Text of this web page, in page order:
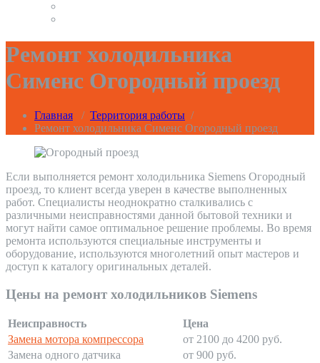
Ремонт холодильника
Сименс Огородный проезд
Главная / Территория работы /
Ремонт холодильника Сименс Огородный проезд
Если выполняется ремонт холодильника Siemens Огородный
проезд, то клиент всегда уверен в качестве выполненных
работ. Специалисты неоднократно сталкивались с
различными неисправностями данной бытовой техники и
могут найти самое оптимальное решение проблемы. Во время
ремонта используются специальные инструменты и
оборудование, используются многолетний опыт мастеров и
доступ к каталогу оригинальных деталей.
Цены на ремонт холодильников Siemens
Неисправность
Цена
Замена мотора компрессора
от 2100 до 4200 руб.
Замена одного датчика
от 900 руб.